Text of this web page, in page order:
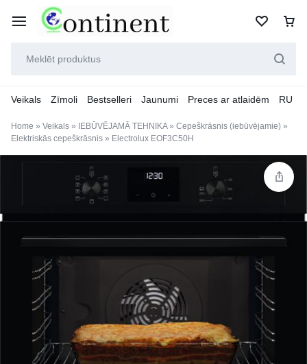
Veikals Zīmoli Bestselleri Jaunumi Preces ar atlaidēm RU
Home » Veikals » IEBŪVĒJAMĀ TEHNIKA» Cepeškrāsnis (iebūvējamie) »
Elektriskās cepeškrāsnis » Electrolux EOF3C50H